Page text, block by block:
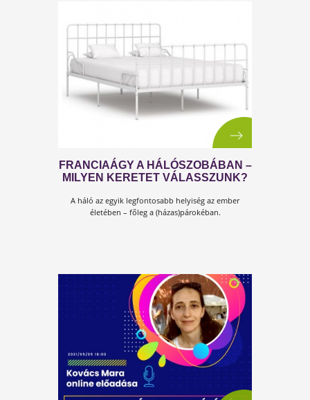
MINDIG ÁLMOS? ELLENŐRIZZE D-
VITAMIN SZINTJÉT!
Állandó álmosság esetén ezzel kezdd!